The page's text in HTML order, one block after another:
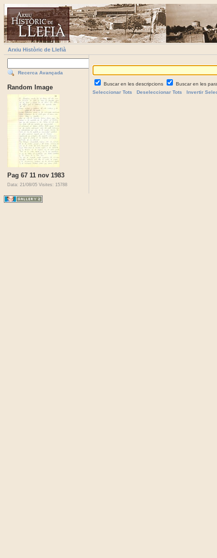
Arxiu Històric de Llefià
Recerca Avançada
Random Image
Pag 67 11 nov 1983
Data: 21/08/05 Visites: 15788
Buscar en les descripcions
Buscar en les
Seleccionar Tots
Deseleccionar Tots Invertir